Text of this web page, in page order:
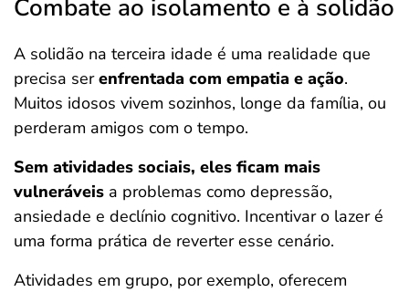
Combate ao isolamento e à solidão
A solidão na terceira idade é uma realidade que
precisa serenfrentada com empatia e ação.
Muitos idosos vivem sozinhos, longe da família, ou
perderam amigos com o tempo.
Sem atividades sociais, eles ficam mais
vulneráveis a problemas como depressão,
ansiedade e declínio cognitivo. Incentivar o lazer é
uma forma prática de reverter esse cenário.
Atividades em grupo, por exemplo, oferecem